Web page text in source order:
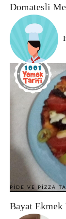
Domatesli
PIDE VE PIZZA
Bayat Ekmek